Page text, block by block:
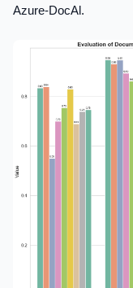
Azure-DocAl.